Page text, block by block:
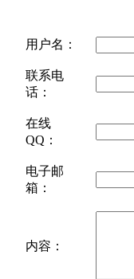
用户名：
联系电
话：
在线
QQ：
电子邮
箱：
内容：